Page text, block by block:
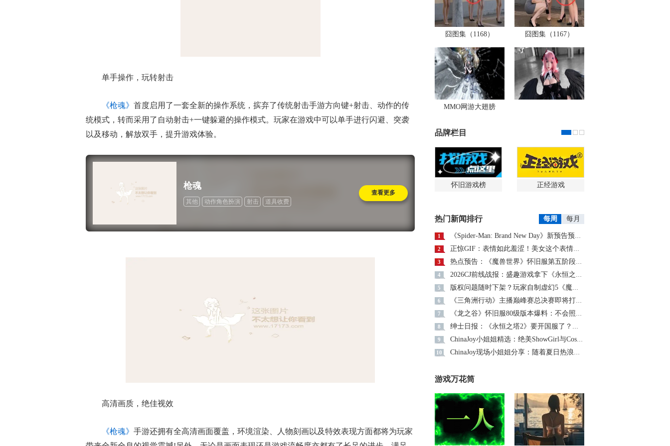
单手操作，玩转射击
《枪魂》 首度启用了一套全新的操作系统，摈弃了传统射击手游方向键+射击、动作的传
统模式，转而采用了自动射击+一键躲避的操作模式。玩家在游戏中可以单手进行闪避、突袭
以及移动，解放双手，提升游戏体验。
枪魂
其他 动作角色扮演 射击 道具收费
查看更多
高清画质，绝佳视效
《枪魂》 手游还拥有全高清画面覆盖，环境渲染、人物刻画以及特效表现方面都将为玩家
囧图集（1168） 囧图集（1167）
MMO网游大翅膀
品牌栏目
怀旧游戏榜 正经游戏
热门新闻排行 每周 每月
1 《Spider-Man: Brand New Day》新预告预计明日发布，另有一张新剧照公开
2 正惊GIF：表情如此羞涩！美女这个表情太好看，直接让人遐想连篇
3 热点预告：《魔兽世界》怀旧服第五阶段开启！《三角洲行动》开启全新宝藏月摸大红！
4 2026CJ前线战报：盛趣游戏拿下《永恒之塔2》国服代理
5 版权问题随时下架？玩家自制虚幻5《魔兽世界》8月15日上线
6 《三角洲行动》主播巅峰赛总决赛即将打响！8月2日，群星汇聚，新王加冕！
7 《龙之谷》怀旧服80级版本爆料：不会照搬正式服，这次要玩点不一样的
8 绅士日报：《永恒之塔2》要开国服了？游戏中的涩涩时装抢先看
9 ChinaJoy小姐姐精选：绝美ShowGirl与Coser大赏！（5）
10 ChinaJoy现场小姐姐分享：随着夏日热浪的滚滚而来（1）
游戏万花筒